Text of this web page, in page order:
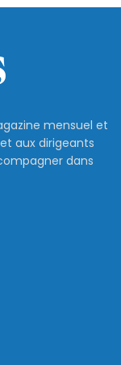
mensuel et
aux dirigeants
dans